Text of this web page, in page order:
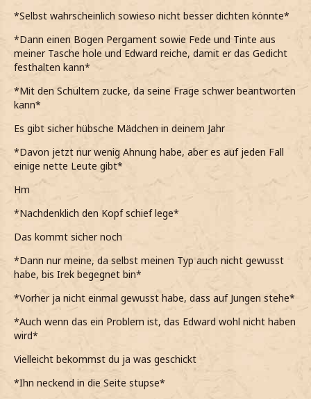
*Selbst wahrscheinlich sowieso nicht besser dichten könnte*
*Dann einen Bogen Pergament sowie Fede und Tinte aus
meiner Tasche hole und Edward reiche, damit er das Gedicht
festhalten kann*
*Mit den Schultern zucke, da seine Frage schwer beantworten
kann*
Es gibt sicher hübsche Mädchen in deinem Jahr
*Davon jetzt nur wenig Ahnung habe, aber es auf jeden Fall
einige nette Leute gibt*
Hm
*Nachdenklich den Kopf schief lege*
Das kommt sicher noch
*Dann nur meine, da selbst meinen Typ auch nicht gewusst
habe, bis Irek begegnet bin*
*Vorher ja nicht einmal gewusst habe, dass auf Jungen stehe*
*Auch wenn das ein Problem ist, das Edward wohl nicht haben
wird*
Vielleicht bekommst du ja was geschickt
*Ihn neckend in die Seite stupse*